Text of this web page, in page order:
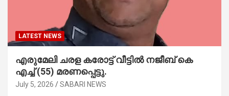
LATEST NEWS
എരുമേലി ചരള കരോട്ട് വീട്ടിൽ നജീബ് കെ
എച്ച് (55) മരണപ്പെട്ടു.
July 5, 2026 SABARI NEWS